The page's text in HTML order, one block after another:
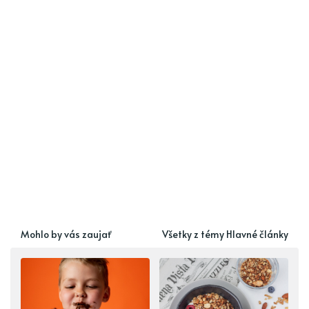
Mohlo by vás zaujať Všetky z témy Hlavné články